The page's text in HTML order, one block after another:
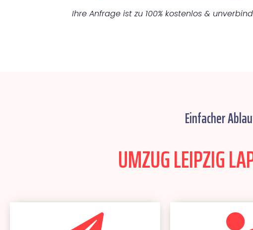
Ihre Anfrage ist zu 100% kostenlos &
Einfacher
UMZUG LEIPZIG